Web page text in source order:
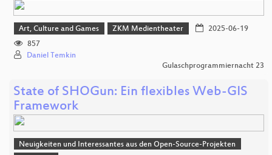
Art, Culture and Games ZKM Medientheater
2025-06-19
857
Daniel Temkin
Gulaschprogrammiernacht 23
State of SHOGun: Ein flexibles Web-GIS
Framework
Neuigkeiten und Interessantes aus den Open-Source-Projekten